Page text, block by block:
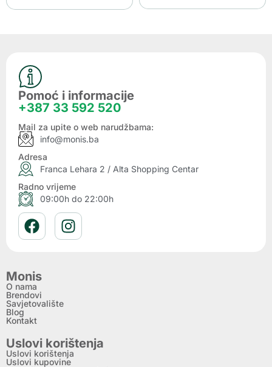
Pomoć i informacije
+387 33 592 520
Mail za upite o web narudžbama:
info@monis.ba
Adresa
Franca Lehara 2 / Alta Shopping Centar
Radno vrijeme
09:00h do 22:00h
Monis
O nama
Brendovi
Savjetovalište
Blog
Kontakt
Uslovi korištenja
Uslovi korištenja
Uslovi kupovine